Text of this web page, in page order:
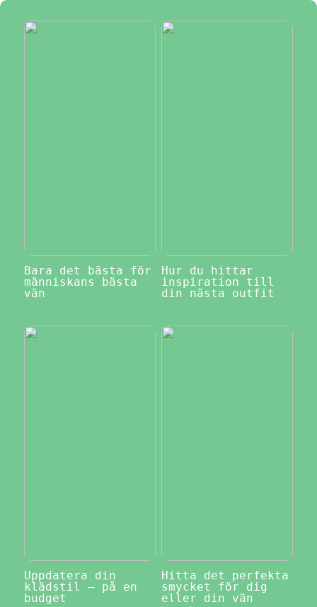
Bara det bästa för
människans bästa
vän
Hur du hittar
inspiration till
din nästa outfit
Uppdatera din
klädstil – på en
budget
Hitta det perfekta
smycket för dig
eller din vän